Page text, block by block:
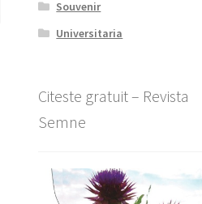
Souvenir
Universitaria
Citeste gratuit – Revista
Semne